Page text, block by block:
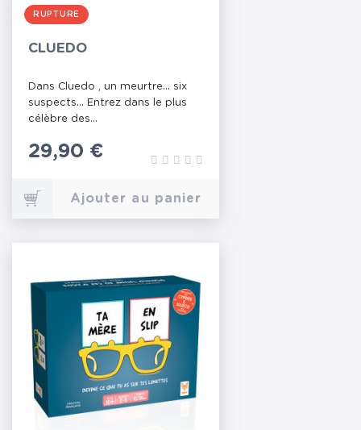
RUPTURE
CLUEDO
Dans Cluedo , un meurtre... six
suspects... Entrez dans le plus
célèbre des...
Prix
29,90 €
Ajouter au panier